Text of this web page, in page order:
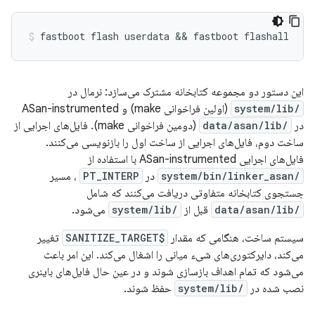
این دستور دو مجموعه کتابخانه مشترک می‌سازد: نرمال در
/system/lib
(اولین فراخوانی make) و ASan-instrumented
در
/data/asan/lib
(دومین فراخوانی make). فایل‌های اجرایی از
ساخت دوم، فایل‌های اجرایی از ساخت اول را بازنویسی می‌کنند.
فایل‌های اجرایی ASan-instrumented با استفاده از
/system/bin/linker_asan در PT_INTERP ، مسیر
جستجوی کتابخانه متفاوتی دریافت می‌کنند که شامل
/data/asan/lib قبل از /system/lib
می‌شود.
سیستم ساخت، هنگامی که مقدار
$SANITIZE_TARGET
تغییر
می‌کند، دایرکتوری‌های شیء میانی را اشغال می‌کند. این امر باعث
می‌شود که تمام اهداف بازسازی شوند و در عین حال فایل‌های باینری
نصب شده در
/system/lib
حفظ شوند.